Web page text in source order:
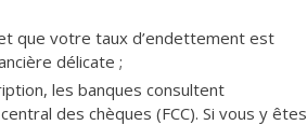
que votre taux d’endettement est
délicate ;
les banques consultent
des chèques (FCC). Si vous y êtes